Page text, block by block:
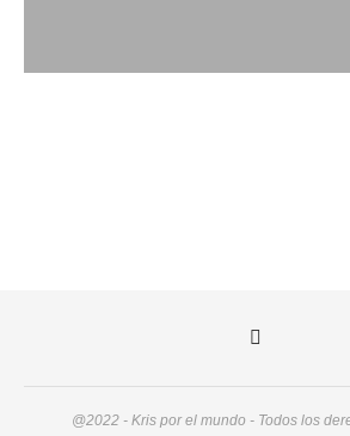
@2022 - Kris por el mundo - Todos los